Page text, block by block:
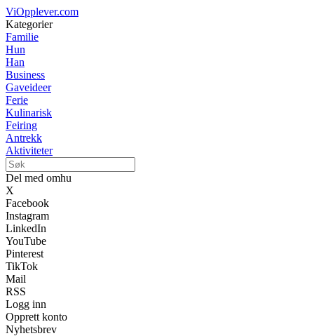
ViOpplever.com
Kategorier
Familie
Hun
Han
Business
Gaveideer
Ferie
Kulinarisk
Feiring
Antrekk
Aktiviteter
Del med omhu
X
Facebook
Instagram
LinkedIn
YouTube
Pinterest
TikTok
Mail
RSS
Logg inn
Opprett konto
Nyhetsbrev